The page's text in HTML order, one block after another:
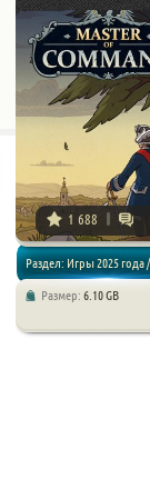
1 688
Раздел: Игры 2025 года /
Размер: 6.10 GB